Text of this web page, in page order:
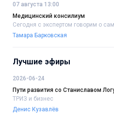
07 августа 13:00
Медицинский консилиум
Сегодня с экспертом говорим о
Тамара Барковская
Лучшие эфиры
2026-06-24
Пути развития со Станиславом
ТРИЗ и бизнес
Денис Кузавлёв